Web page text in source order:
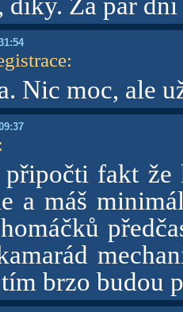
:
Nic moc, ale
:
připočti fakt
a máš
brzo budou